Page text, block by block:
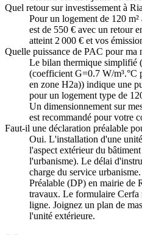
Quel retour sur investissement à
Pour un logement de 120
est de 550 € avec un retour
atteint 2 000 € et vos
Quelle puissance de PAC pour ma
Le bilan thermique
(coefficient G=0.7 W/m³.°C
en zone H2a)) indique une
pour un logement type de
Un dimensionnement sur
est recommandé pour votre
Faut-il une déclaration préalable
Oui. L'installation d'une
l'aspect extérieur du
l'urbanisme). Le délai
charge du service
Préalable (DP) en mairie de
travaux. Le formulaire Cerfa
ligne. Joignez un plan de
l'unité extérieure.